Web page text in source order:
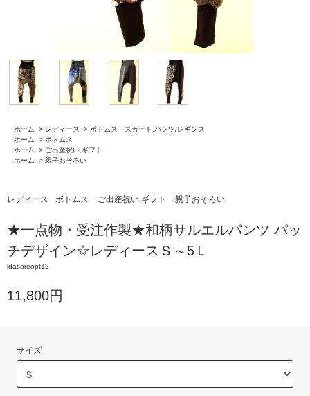
ホーム > レディース > ボトムス・スカート,パンツ/レギンス
ホーム
> ボトムス
ホーム
> ご出産祝い,ギフト
ホーム
> 親子おそろい
レディース ボトムス ご出産祝い,ギフト 親子おそろい
★一点物・受注作製★和柄サルエルパンツ パッ
チデザイン☆レディースＳ～5Ｌ
ldasareopt12
11,800円
サイズ